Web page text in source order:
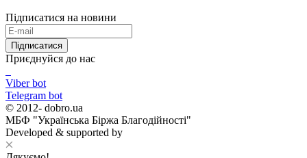
Підписатися на новини
Підписатися
Приєднуйся до нас
Viber bot
Telegram bot
© 2012- dobro.ua
МБФ "Українська Біржа Благодійності"
Developed & supported by